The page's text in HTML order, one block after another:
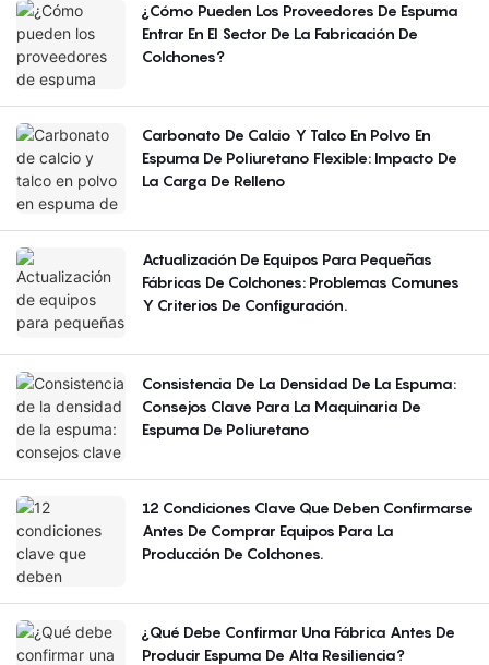
¿Cómo Pueden Los Proveedores De Espuma
Entrar En El Sector De La Fabricación De
Colchones?
Carbonato De Calcio Y Talco En Polvo En
Espuma De Poliuretano Flexible: Impacto De
La Carga De Relleno
Actualización De Equipos Para Pequeñas
Fábricas De Colchones: Problemas Comunes
Y Criterios De Configuración.
Consistencia De La Densidad De La Espuma:
Consejos Clave Para La Maquinaria De
Espuma De Poliuretano
12 Condiciones Clave Que Deben Confirmarse
Antes De Comprar Equipos Para La
Producción De Colchones.
¿Qué Debe Confirmar Una Fábrica Antes De
Producir Espuma De Alta Resiliencia?